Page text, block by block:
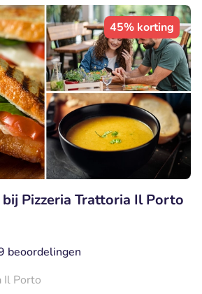
45% korting
Pizzeria Trattoria Il Porto
beoordelingen
Il Porto